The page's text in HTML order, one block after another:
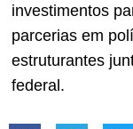
investimentos
parcerias em
estruturantes
federal.